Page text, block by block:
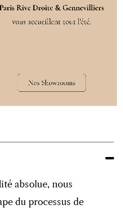
absolue, nous
du processus de